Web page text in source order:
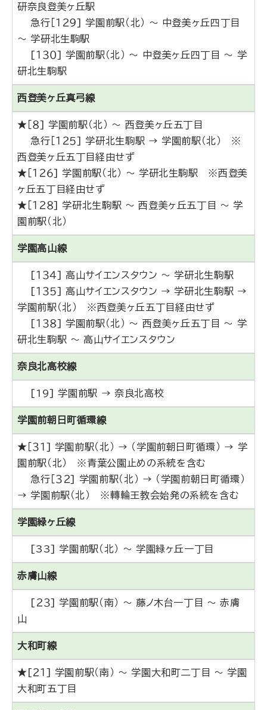
研奈良登美ヶ丘駅
急行［１２９] 学園前駅（北） ～ 中登美ヶ丘四丁目
～ 学研北生駒駅
[１３０] 学園前駅（北） ～ 中登美ヶ丘四丁目 ～ 学
研北生駒駅
西登美ヶ丘真弓線
★［８] 学園前駅（北） ～ 西登美ヶ丘五丁目
急行［１２５] 学研北生駒駅 → 学園前駅（北） ※
西登美ヶ丘五丁目経由せず
★［１２６] 学園前駅（北） ～ 学研北生駒駅 ※西登美
ヶ丘五丁目経由せず
★［１２８] 学研北生駒駅 ～ 西登美ヶ丘五丁目 ～ 学
園前駅（北）
学園高山線
[１３４] 高山サイエンスタウン ～ 学研北生駒駅
[１３５] 高山サイエンスタウン → 学研北生駒駅 →
学園前駅（北） ※西登美ヶ丘五丁目経由せず
[１３８] 学園前駅（北） ～ 西登美ヶ丘五丁目 ～ 学
研北生駒駅 ～ 高山サイエンスタウン
奈良北高校線
[19] 学園前駅 → 奈良北高校
学園前朝日町循環線
★［３１] 学園前駅（北） → （学園前朝日町循環） → 学
園前駅（北） ※青葉公園止めの系統を含む
急行［３２] 学園前駅（北） → （学園前朝日町循環）
→ 学園前駅（北） ※轉輪王教会始発の系統を含む
学園緑ヶ丘線
[33] 学園前駅（北） ～ 学園緑ヶ丘一丁目
赤膚山線
[２３] 学園前駅（南） ～ 藤ノ木台一丁目 ～ 赤膚
山
大和町線
★[２１] 学園前駅（南） ～ 学園大和町二丁目 ～ 学園
大和町五丁目